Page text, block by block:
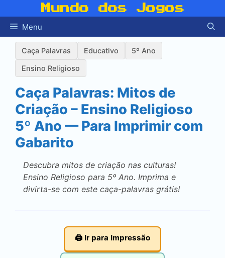
para
conteúdo
Mundo dos Jogos
Menu
Caça Palavras Educativo 5º Ano
Ensino Religioso
Caça Palavras: Mitos de
Criação – Ensino Religioso
5º Ano — Para Imprimir com
Gabarito
Descubra mitos de criação nas culturas!
Ensino Religioso para 5º Ano. Imprima e
divirta-se com este caça-palavras grátis!
🖨️ Ir para Impressão